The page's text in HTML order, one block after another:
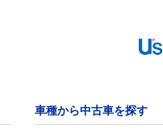
車種から中古車を探す